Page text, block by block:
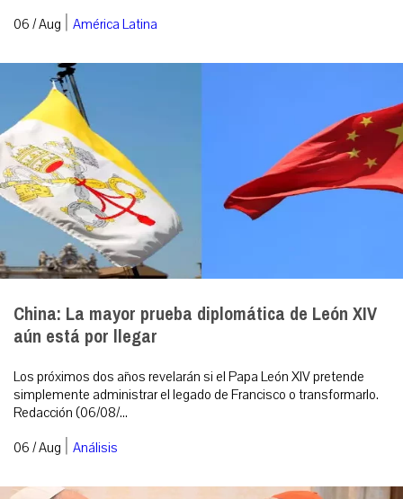
06 / Aug | América Latina
China: La mayor prueba diplomática de León XIV
aún está por llegar
Los próximos dos años revelarán si el Papa León XIV pretende
simplemente administrar el legado de Francisco o transformarlo.
Redacción (06/08/...
06 / Aug | Análisis